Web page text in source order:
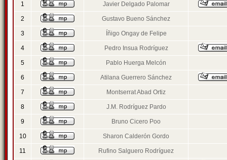
1 Javier Delgado Palomar
2 Gustavo Bueno Sánchez
3 Íñigo Ongay de Felipe
4 Pedro Insua Rodríguez
5 Pablo Huerga Melcón
6 Atilana Guerrero Sánchez
7 Montserrat Abad Ortiz
8 J.M. Rodríguez Pardo
9 Bruno Cicero Poo
10 Sharon Calderón Gordo
11 Rufino Salguero Rodríguez